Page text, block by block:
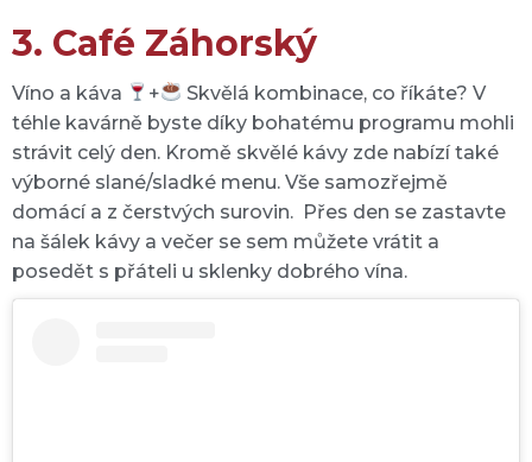
3. Café Záhorský
Víno a káva +
Skvělá kombinace, co říkáte? V
téhle kavárně byste díky bohatému programu mohli
strávit celý den. Kromě skvělé kávy zde nabízí také
výborné slané/sladké menu. Vše samozřejmě
domácí a z čerstvých surovin. Přes den se zastavte
na šálek kávy a večer se sem můžete vrátit a
posedět s přáteli u sklenky dobrého vína.